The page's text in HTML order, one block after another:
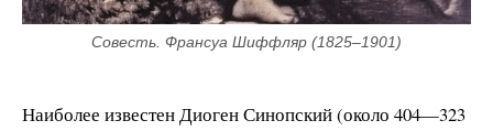
Совесть. Франсуа Шиффляр (1825–1901)
Наиболее известен Диоген Синопский (около 404—323